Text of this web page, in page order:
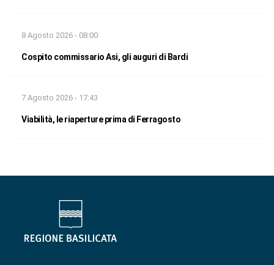
8 Agosto 2026 - 08:00
Cospito commissario Asi, gli auguri di Bardi
7 Agosto 2026 - 17:43
Viabilità, le riaperture prima di Ferragosto